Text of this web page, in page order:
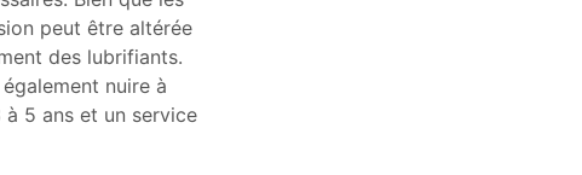
peut être altérée
des lubrifiants.
nuire à
5 ans et un service